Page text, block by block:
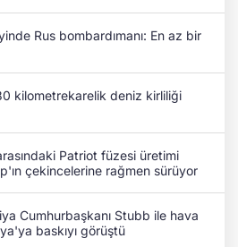
Rus bombardımanı: En az bir
80 kilometrekarelik deniz kirliliği
Patriot füzesi üretimi
çekincelerine rağmen sürüyor
Cumhurbaşkanı Stubb ile hava
baskıyı görüştü